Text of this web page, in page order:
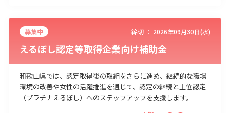
募集中 締切 ： 2026年09月30日(水)
えるぼし認定等取得企業向け補助金
和歌山県では、認定取得後の取組をさらに進め、継続的な職場
環境の改善や女性の活躍推進を通じて、認定の継続と上位認定
（プラチナえるぼし）へのステップアップを支援します。